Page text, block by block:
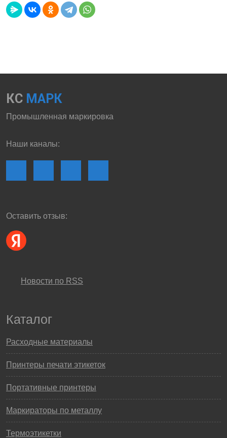
КС МАРК
Промышленная маркировка
Наши каналы:
Оставить отзыв:
Новости по RSS
Каталог
Расходные материалы
Принтеры печати этикеток
Портативные принтеры
Маркираторы по металлу
Термоэтикетки